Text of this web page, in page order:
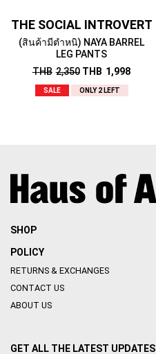
THE SOCIAL INTROVERT
(สินค้ามีตำหนิ) NAYA BARREL
LEG PANTS
THB 2,350 THB 1,998
SALE ONLY 2 LEFT
SHOP
POLICY
RETURNS & EXCHANGES
CONTACT US
ABOUT US
GET ALL THE LATEST UPDATES